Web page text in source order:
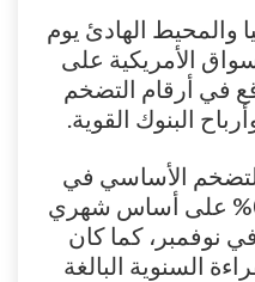
والمحيط الهادئ يوم
الأمريكية على
في أرقام التضخم
البنوك القوية.
الأساسي في
الولايات المتحدة إلى 0.2% على أساس شهري
من 0.3% في نوفمبر، كما كان
السنوية البالغة